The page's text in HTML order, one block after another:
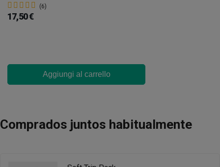
(6)
17,50 €
Aggiungi al carrello
Comprados juntos habitualmente